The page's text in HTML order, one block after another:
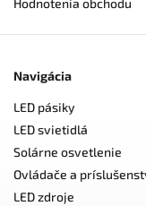
Hodnotenia obchodu
Navigácia
LED pásiky
LED svietidlá
Solárne osvetlenie
Ovládače a
LED zdroje